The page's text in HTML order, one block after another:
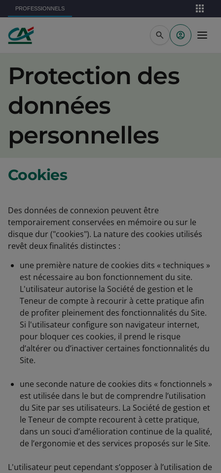
PROFESSIONNELS
Protection des
données
personnelles
Cookies
Des données de connexion peuvent être
temporairement conservées en mémoire ou sur le
disque dur ("cookies"). La nature des cookies utilisés
revêt deux finalités distinctes :
une première nature de cookies dits « techniques »
est nécessaire au bon fonctionnement du site.
L'utilisateur autorise la Société de gestion et le
Teneur de compte à recourir à cette pratique afin
de profiter pleinement des fonctionnalités du Site.
Si l'utilisateur configure son navigateur internet,
pour bloquer ces cookies, il prend le risque
d’altérer ou d’inactiver certaines fonctionnalités du
Site.
une seconde nature de cookies dits « fonctionnels »
est utilisée dans le but de comprendre l’utilisation
du Site par ses utilisateurs. La Société de gestion et
le Teneur de compte recourent à cette pratique,
dans un souci d’amélioration continue de la qualité,
de l’ergonomie et des services proposés sur le Site.
L'utilisateur peut cependant s’opposer à l’utilisation de